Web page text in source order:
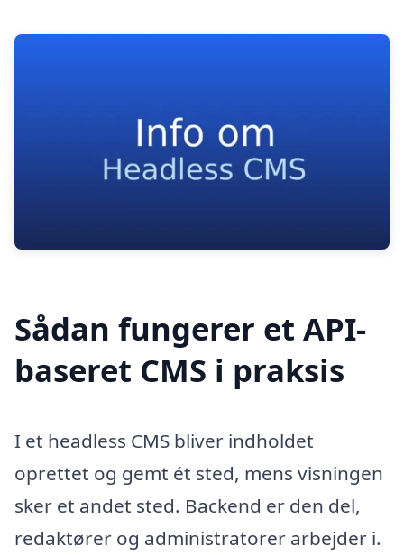
Sådan fungerer et API-
baseret CMS i praksis
I et headless CMS bliver indholdet
oprettet og gemt ét sted, mens visningen
sker et andet sted. Backend er den del,
redaktører og administratorer arbejder i.